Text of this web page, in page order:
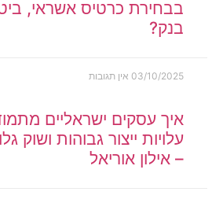
בבחירת כרטיס אשראי,
בנק?
03/10/2025 אין תגובות
איך עסקים ישראליים
עלויות ייצור גבוהות ושוק
– אילון אוריאל